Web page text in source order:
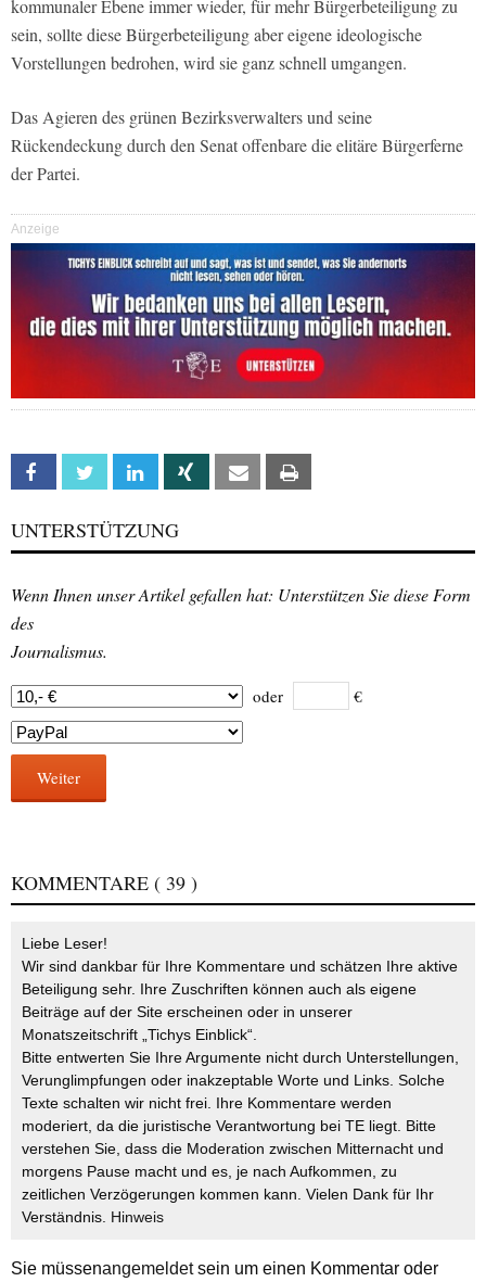
kommunaler Ebene immer wieder, für mehr Bürgerbeteiligung zu
sein, sollte diese Bürgerbeteiligung aber eigene ideologische
Vorstellungen bedrohen, wird sie ganz schnell umgangen.
Das Agieren des grünen Bezirksverwalters und seine
Rückendeckung durch den Senat offenbare die elitäre Bürgerferne
der Partei.
Anzeige
Facebook Twitter Linkedin Xing Email
UNTERSTÜTZUNG
Wenn Ihnen unser Artikel gefallen hat: Unterstützen Sie diese Form
des
Journalismus.
oder €
Weiter
KOMMENTARE ( 39 )
Liebe Leser!
Wir sind dankbar für Ihre Kommentare und schätzen Ihre aktive
Beteiligung sehr. Ihre Zuschriften können auch als eigene
Beiträge auf der Site erscheinen oder in unserer
Monatszeitschrift „Tichys Einblick“.
Bitte entwerten Sie Ihre Argumente nicht durch Unterstellungen,
Verunglimpfungen oder inakzeptable Worte und Links. Solche
Texte schalten wir nicht frei. Ihre Kommentare werden
moderiert, da die juristische Verantwortung bei TE liegt. Bitte
verstehen Sie, dass die Moderation zwischen Mitternacht und
morgens Pause macht und es, je nach Aufkommen, zu
zeitlichen Verzögerungen kommen kann. Vielen Dank für Ihr
Verständnis. Hinweis
Sie müssenangemeldetsein um einen Kommentar oder